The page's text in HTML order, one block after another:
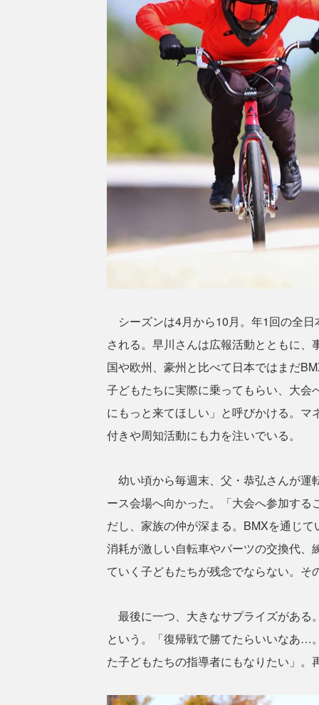
シーズンは4月から10月。年1回の全
される。早川さんは広報活動とともに
国や欧州、豪州と比べて日本ではまだ
子どもたちに実際に乗ってもらい、大
にもっと来てほしい」と呼びかける。
付きや周知活動にも力を注いでいる。
幼い頃から毎週末、父・恭弘さんが運
ース会場へ向かった。「大会へ参加す
だし、家族の仲が深まる。BMXを通じ
消耗が激しい自転車やパーツの交換代
ていく子どもたちが残念でならない。
最後に一つ、大きなサプライズがある
という。「復帰戦で勝てたらいいなあ…
た子どもたちの指導者にもなりたい」